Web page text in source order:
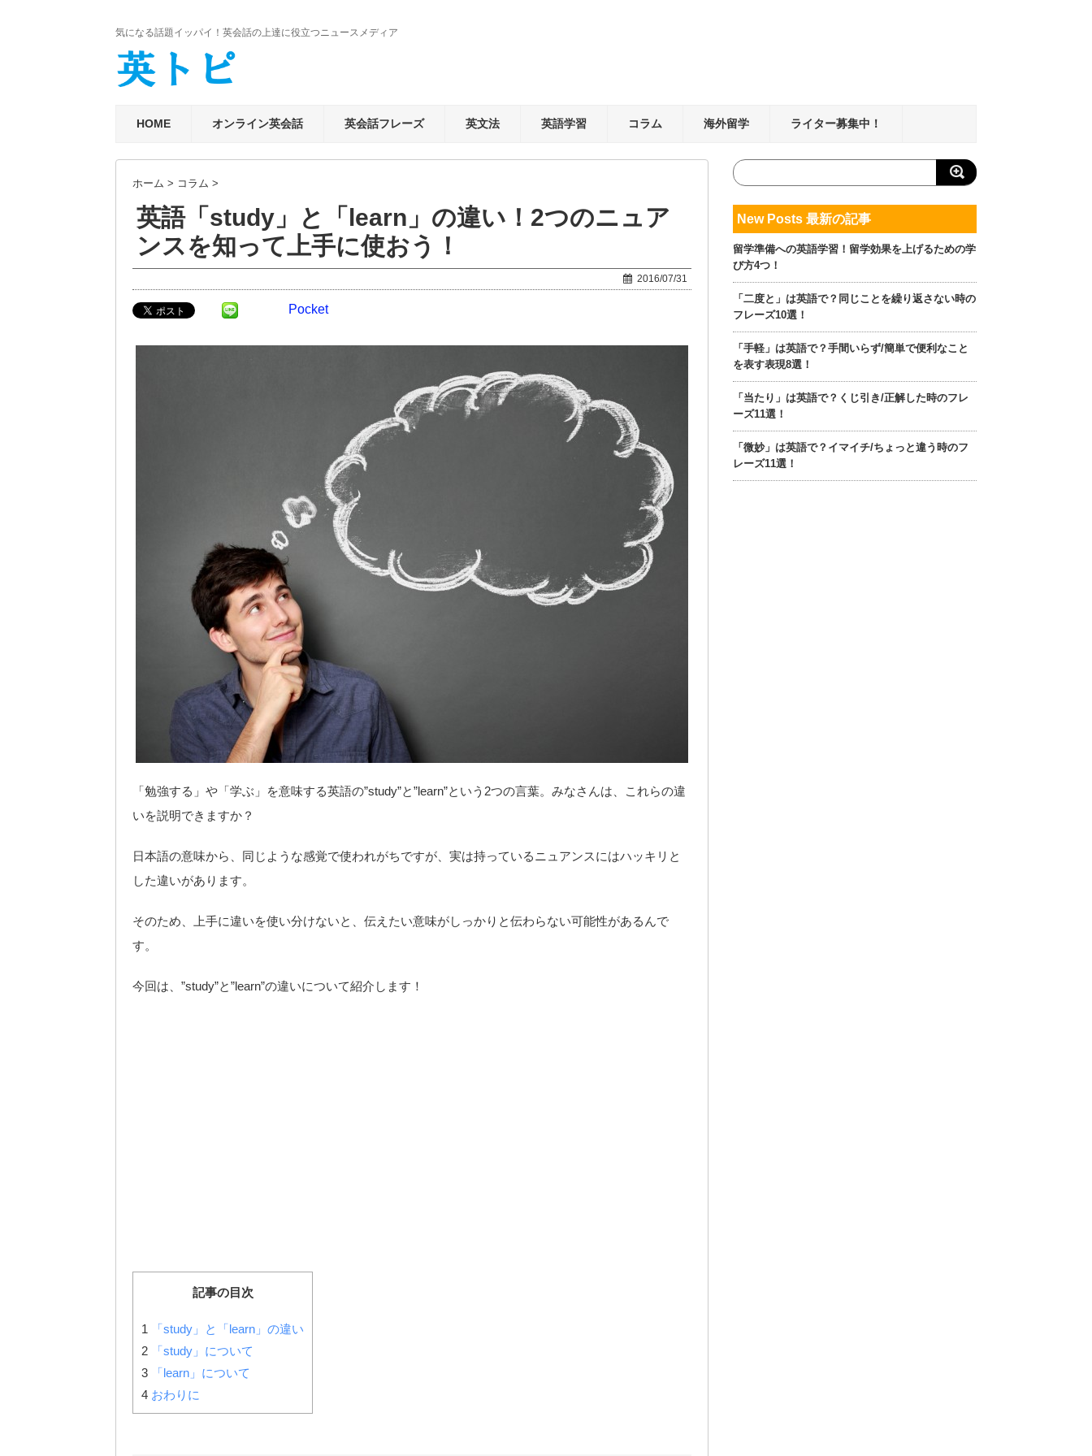
気になる話題イッパイ！英会話の上達に役立つニュースメディア
HOME オンライン英会話 英会話フレーズ 英文法 英語学習 コラム 海外留学 ライター募集中！
ホーム > コラム >
英語「study」と「learn」の違い！2つのニュア
ンスを知って上手に使おう！
2016/07/31
Pocket
「勉強する」や「学ぶ」を意味する英語の”study”と”learn”という2つの言葉。みなさんは、これらの違
いを説明できますか？
日本語の意味から、同じような感覚で使われがちですが、実は持っているニュアンスにはハッキリと
した違いがあります。
そのため、上手に違いを使い分けないと、伝えたい意味がしっかりと伝わらない可能性があるんで
す。
今回は、”study”と”learn”の違いについて紹介します！
記事の目次
1 「study」と「learn」の違い
2 「study」について
3 「learn」について
4 おわりに
New Posts 最新の記事
留学準備への英語学習！留学効果を上げるための学
び方4つ！
「二度と」は英語で？同じことを繰り返さない時の
フレーズ10選！
「手軽」は英語で？手間いらず/簡単で便利なこと
を表す表現8選！
「当たり」は英語で？くじ引き/正解した時のフレ
ーズ11選！
「微妙」は英語で？イマイチ/ちょっと違う時のフ
レーズ11選！